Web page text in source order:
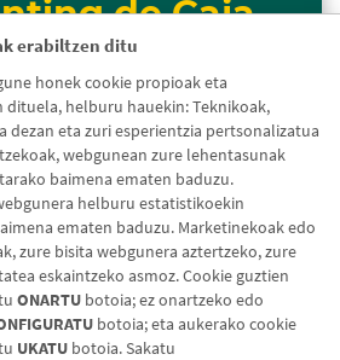
erabiltzen ditu
honek cookie propioak eta
helburu hauekin: Teknikoak,
dezan eta zuri esperientzia pertsonalizatua
webgunean zure lehentasunak
baimena ematen baduzu.
helburu estatistikoekin
ematen baduzu. Marketinekoak edo
zure bisita webgunera aztertzeko, zure
eskaintzeko asmoz. Cookie guztien
ONARTU botoia; ez onartzeko edo
botoia; eta aukerako cookie
UKATU botoia. Sakatu
de Caja
de Navarra